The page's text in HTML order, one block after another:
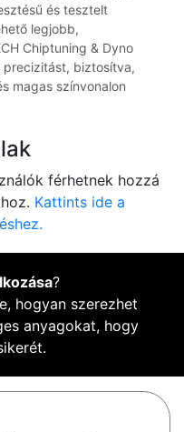
és tesztelt
legjobb,
Chiptuning & Dyno
precizitást, biztosítva,
magas színvonalon
férhetnek hozzá
Kattints ide a
?
hogyan szerezhet
anyagokat, hogy